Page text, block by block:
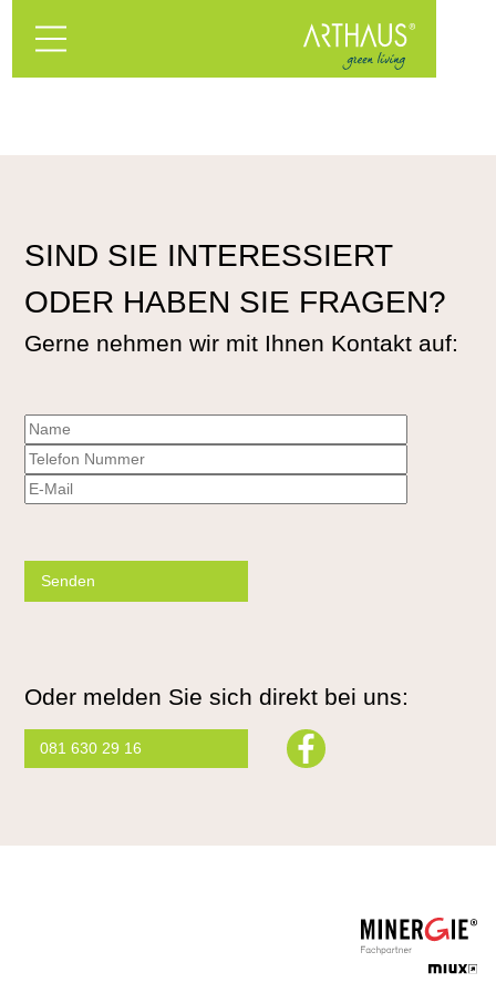
SIND SIE INTERESSIERT
ODER HABEN SIE FRAGEN?
Gerne nehmen wir mit Ihnen Kontakt auf:
leave
this
Oder melden Sie sich direkt bei uns:
081 630 29 16